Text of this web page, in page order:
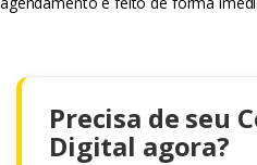
Precisa de seu
Digital agora?